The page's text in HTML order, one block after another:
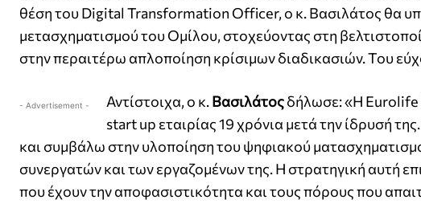
θέση του Digital Transformation Officer, ο κ. Βασιλάτος θα
μετασχηματισμού του Ομίλου, στοχεύοντας στη
στην περαιτέρω απλοποίηση κρίσιμων διαδικασιών. Του
- Advertisement - Αντίστοιχα, ο κ.Βασιλάτοςδήλωσε: «H Eurolife
start up εταιρίας 19 χρόνια μετά την ίδρυσή
και συμβάλω στην υλοποίηση του ψηφιακού
συνεργατών και των εργαζομένων της. Η στρατηγική αυτή
που έχουν την αποφασιστικότητα και τους πόρους που